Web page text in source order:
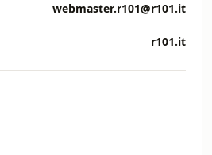
webmaster.r101@r101.it
r101.it